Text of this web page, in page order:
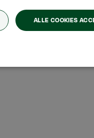
ALLE COOKIES